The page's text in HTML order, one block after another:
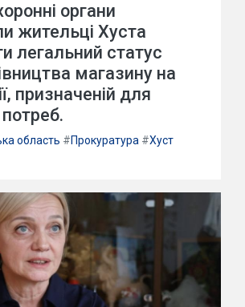
органи
жительці Хуста
легальний статус
магазину на
призначеній для
потреб.
область #Прокуратура #Хуст